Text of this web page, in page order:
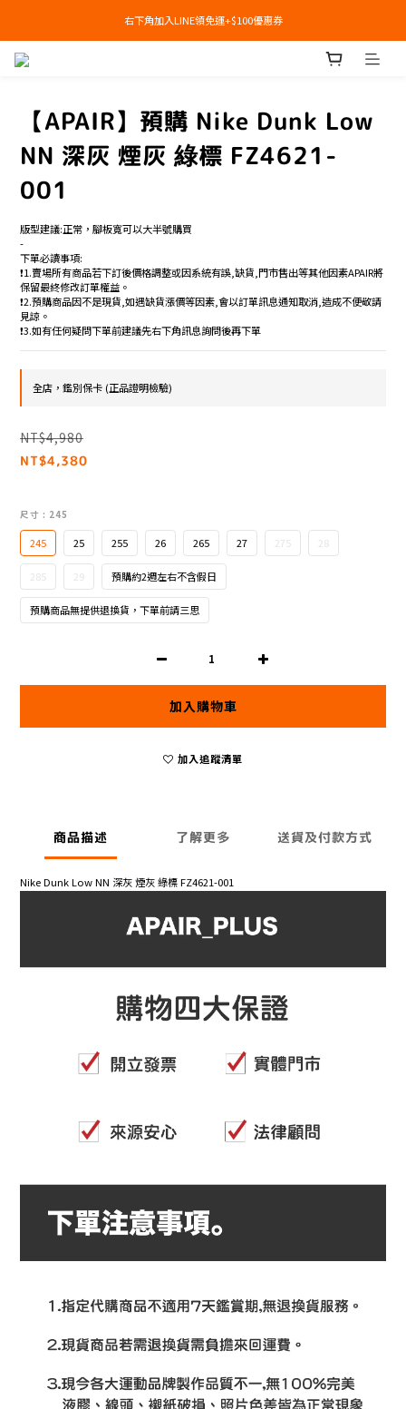
右下角加入LINE領免運+$100優惠券
右下角加入LINE領免運+$100優惠券
即日起，預購商品可提供部分訂金後尾款貨到付款(需協助請洽官line:@apair)
【APAIR】預購 Nike Dunk Low
NN 深灰 煙灰 綠標 FZ4621-
001
版型建議:正常，腳板寬可以大半號購買
-
下單必讀事項:
❗️1.賣場所有商品若下訂後價格調整或因系統有誤,缺貨,門市售出等其他因素APAIR將
保留最終修改訂單權益。
❗️2.預購商品因不是現貨,如遇缺貨漲價等因素,會以訂單訊息通知取消,造成不便敬請
見諒。
❗️3.如有任何疑問下單前建議先右下角訊息詢問後再下單
全店，鑑別保卡 (正品證明檢驗)
NT$4,980
NT$4,380
尺寸 : 245
245 25 255 26 265 27 275 28
285 29 預購約2週左右不含假日
預購商品無提供退換貨，下單前請三思
加入購物車
加入追蹤清單
商品描述 了解更多 送貨及付款方式
Nike Dunk Low NN 深灰 煙灰 綠標 FZ4621-001